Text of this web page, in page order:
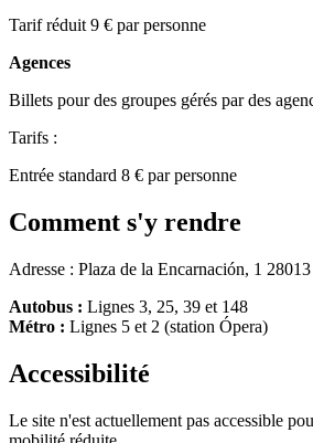
Tarif réduit 9 € par personne
Agences
Billets pour des groupes gérés par des
Tarifs :
Entrée standard 8 € par personne
Comment s'y rendre
Adresse : Plaza de la Encarnación, 1
Autobus : Lignes 3, 25, 39 et 148
Métro : Lignes 5 et 2 (station Ópera)
Accessibilité
Le site n'est actuellement pas accessible